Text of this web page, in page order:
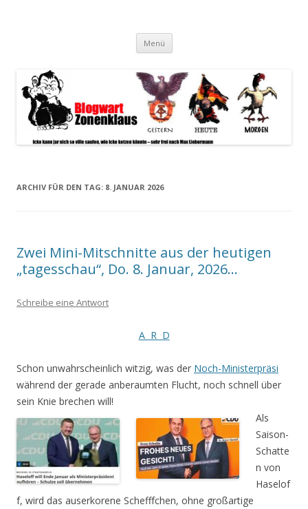
spiegeln im wesentlichen den Gesundheitszustand dieser unserer
Menü Zum
springen
ARCHIV FÜR DEN TAG: 8. JANUAR 2026
Zwei Mini-Mitschnitte aus der heutigen
„tagesschau“, Do. 8. Januar, 2026…
Schreibe eine Antwort
A R D
Schon unwahrscheinlich witzig, was der Noch-Ministerpräsi
während der gerade anberaumten Flucht, noch schnell über
sein Knie brechen will!
Als
Saison-
Schatte
n von
Haselof
f, wird das auserkorene Schefffchen, ohne großartige